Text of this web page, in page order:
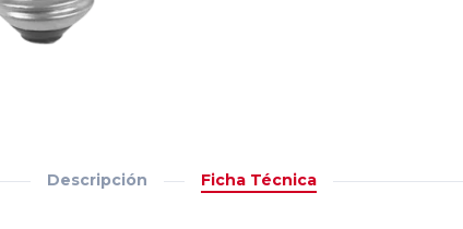
Descripción Ficha Técnica